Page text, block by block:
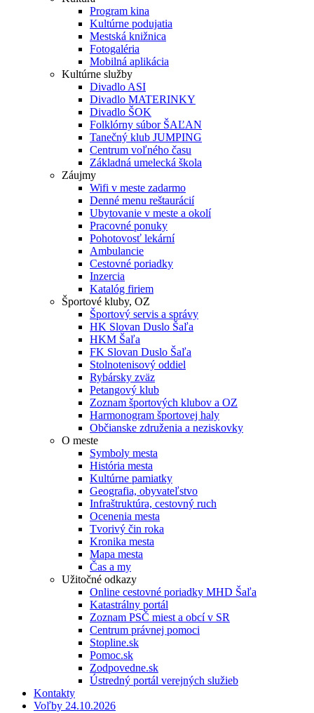
Program kina
Kultúrne podujatia
Mestská knižnica
Fotogaléria
Mobilná aplikácia
Kultúrne služby
Divadlo ASI
Divadlo MATERINKY
Divadlo ŠOK
Folklórny súbor ŠAĽAN
Tanečný klub JUMPING
Centrum voľného času
Základná umelecká škola
Záujmy
Wifi v meste zadarmo
Denné menu reštaurácií
Ubytovanie v meste a okolí
Pracovné ponuky
Pohotovosť lekární
Ambulancie
Cestovné poriadky
Inzercia
Katalóg firiem
Športové kluby, OZ
Športový servis a správy
HK Slovan Duslo Šaľa
HKM Šaľa
FK Slovan Duslo Šaľa
Stolnotenisový oddiel
Rybársky zväz
Petangový klub
Zoznam športových klubov a OZ
Harmonogram športovej haly
Občianske združenia a neziskovky
O meste
Symboly mesta
História mesta
Kultúrne pamiatky
Geografia, obyvateľstvo
Infraštruktúra, cestovný ruch
Ocenenia mesta
Tvorivý čin roka
Kronika mesta
Mapa mesta
Čas a my
Užitočné odkazy
Online cestovné poriadky MHD Šaľa
Katastrálny portál
Zoznam PSČ miest a obcí v SR
Centrum právnej pomoci
Stopline.sk
Pomoc.sk
Zodpovedne.sk
Ústredný portál verejných služieb
Kontakty
Voľby 24.10.2026